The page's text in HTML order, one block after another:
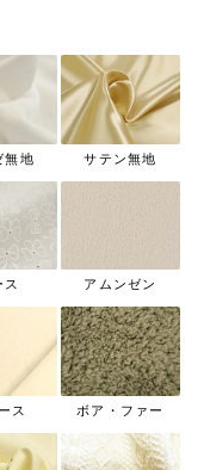
無地 サテン無地
ス アムンゼン
ス ボア・ファー